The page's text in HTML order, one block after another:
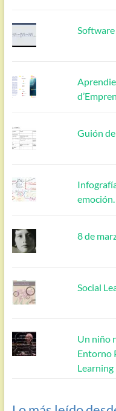
Guión
8 de
Social
Un niño
Entorno